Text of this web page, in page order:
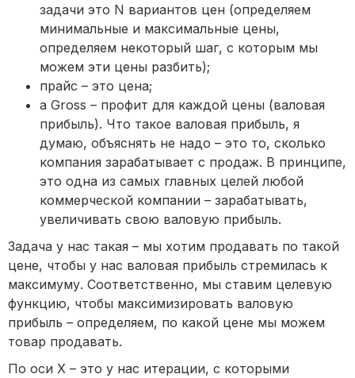
задачи это N вариантов цен (определяем
минимальные и максимальные цены,
определяем некоторый шаг, с которым мы
можем эти цены разбить);
прайс – это цена;
а Gross – профит для каждой цены (валовая
прибыль). Что такое валовая прибыль, я
думаю, объяснять не надо – это то, сколько
компания зарабатывает с продаж. В принципе,
это одна из самых главных целей любой
коммерческой компании – зарабатывать,
увеличивать свою валовую прибыль.
Задача у нас такая – мы хотим продавать по такой
цене, чтобы у нас валовая прибыль стремилась к
максимуму. Соответственно, мы ставим целевую
функцию, чтобы максимизировать валовую
прибыль – определяем, по какой цене мы можем
товар продавать.
По оси X – это у нас итерации, с которыми